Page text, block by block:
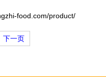
同行
装，给你好
food.com/product/
下一页